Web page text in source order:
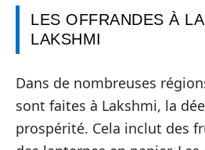
LES OFFRANDES À
LAKSHMI
Dans de nombreuses
sont faites à Lakshmi, la
prospérité. Cela inclut des